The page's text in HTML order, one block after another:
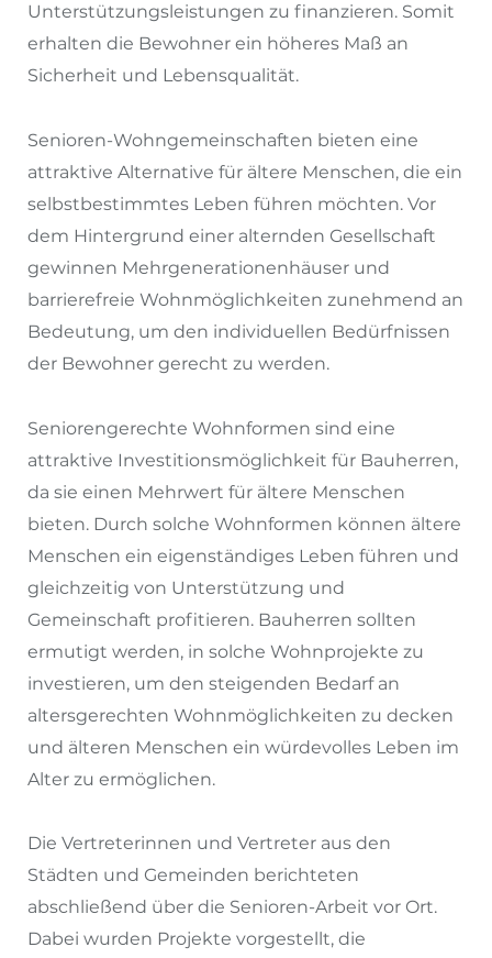
Unterstützungsleistungen zu finanzieren. Somit
erhalten die Bewohner ein höheres Maß an
Sicherheit und Lebensqualität.
Senioren-Wohngemeinschaften bieten eine
attraktive Alternative für ältere Menschen, die ein
selbstbestimmtes Leben führen möchten. Vor
dem Hintergrund einer alternden Gesellschaft
gewinnen Mehrgenerationenhäuser und
barrierefreie Wohnmöglichkeiten zunehmend an
Bedeutung, um den individuellen Bedürfnissen
der Bewohner gerecht zu werden.
Seniorengerechte Wohnformen sind eine
attraktive Investitionsmöglichkeit für Bauherren,
da sie einen Mehrwert für ältere Menschen
bieten. Durch solche Wohnformen können ältere
Menschen ein eigenständiges Leben führen und
gleichzeitig von Unterstützung und
Gemeinschaft profitieren. Bauherren sollten
ermutigt werden, in solche Wohnprojekte zu
investieren, um den steigenden Bedarf an
altersgerechten Wohnmöglichkeiten zu decken
und älteren Menschen ein würdevolles Leben im
Alter zu ermöglichen.
Die Vertreterinnen und Vertreter aus den
Städten und Gemeinden berichteten
abschließend über die Senioren-Arbeit vor Ort.
Dabei wurden Projekte vorgestellt, die